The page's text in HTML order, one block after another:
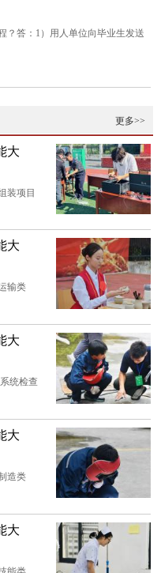
？答：1）用人单位向毕业生发送
更多>>
大
装项目
大
输类
大
统检查
大
造类
大